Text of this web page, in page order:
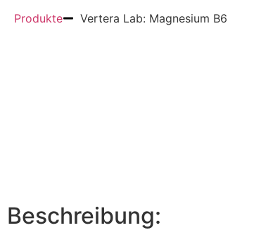
Produkte Vertera Lab: Magnesium B6
Beschreibung: